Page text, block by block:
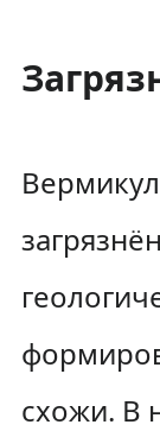
загрязнён
схожи. В